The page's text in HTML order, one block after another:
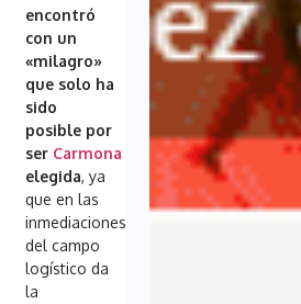
encontró
con un
«milagro»
que solo ha
sido
posible por
ser Carmona
elegida, ya
que en las
inmediaciones
del campo
logístico da
la